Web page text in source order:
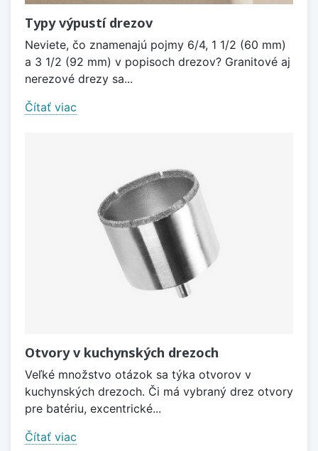
Typy výpustí drezov
Neviete, čo znamenajú pojmy 6/4, 1 1/2 (60 mm)
a 3 1/2 (92 mm) v popisoch drezov? Granitové aj
nerezové drezy sa...
Čítať viac
Otvory v kuchynských drezoch
Veľké množstvo otázok sa týka otvorov v
kuchynských drezoch. Či má vybraný drez otvory
pre batériu, excentrické...
Čítať viac